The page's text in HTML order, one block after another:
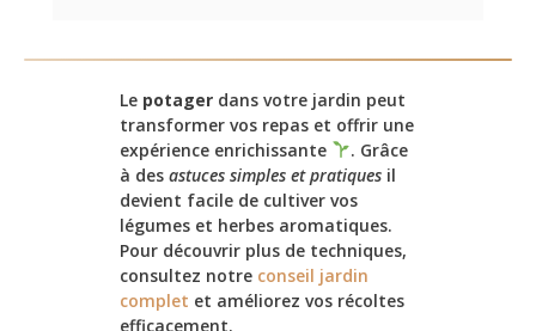
Le potager dans votre jardin peut
transformer vos repas et offrir une
expérience enrichissante
. Grâce
à des astuces simples et pratiques il
devient facile de cultiver vos
légumes et herbes aromatiques.
Pour découvrir plus de techniques,
consultez notre conseil jardin
complet et améliorez vos récoltes
efficacement.